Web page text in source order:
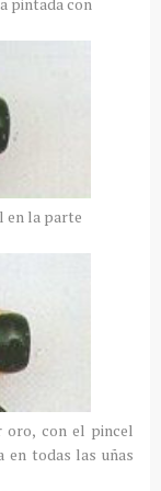
pintada con
en la parte
con el pincel
todas las uñas